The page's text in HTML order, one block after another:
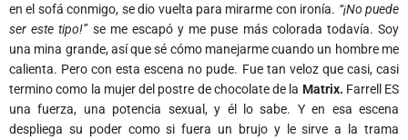
en el sofá conmigo, se dio vuelta para mirarme con ironía. “¡No puede
ser este tipo!” se me escapó y me puse más colorada todavía. Soy
una mina grande, así que sé cómo manejarme cuando un hombre me
calienta. Pero con esta escena no pude. Fue tan veloz que casi, casi
termino como la mujer del postre de chocolate de la Matrix. Farrell ES
una fuerza, una potencia sexual, y él lo sabe. Y en esa escena
despliega su poder como si fuera un brujo y le sirve a la trama